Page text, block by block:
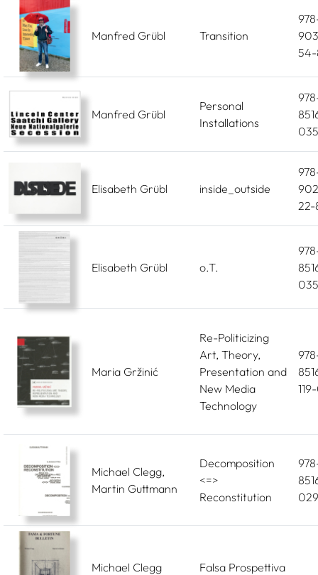
Manfred Grübl Transition
Manfred Grübl
Personal
Installations
Elisabeth Grübl inside_outside
22-
Elisabeth Grübl o.T.
Maria Gržinić
Re-Politicizing
Art, Theory,
Presentation and
New Media
Technology
Michael Clegg,
Martin Guttmann
Decomposition
<=>
Reconstitution
Michael Clegg Falsa Prospettiva